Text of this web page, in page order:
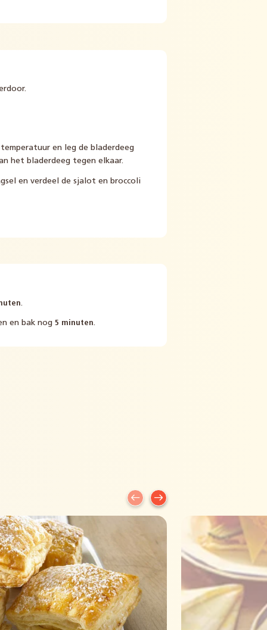
en leg de bladerdeeg
het bladerdeeg tegen elkaar.
en verdeel de sjalot en broccoli
.
en bak nog 5 minuten.